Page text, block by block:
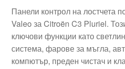
Панели контрол на лостчета
Valeo за Citroën C3 Pluriel.
ключови функции като
система, фарове за мъгла,
компютър, преден чистач и